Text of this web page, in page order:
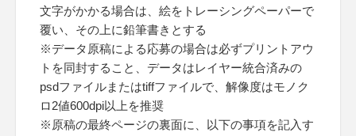
文字がかかる場合は、絵をトレーシングペーパーで
覆い、その上に鉛筆書きとする
※データ原稿による応募の場合は必ずプリントアウ
トを同封すること、データはレイヤー統合済みの
psdファイルまたはtiffファイルで、解像度はモノク
ロ2値600dpi以上を推奨
※原稿の最終ページの裏面に、以下の事項を記入す